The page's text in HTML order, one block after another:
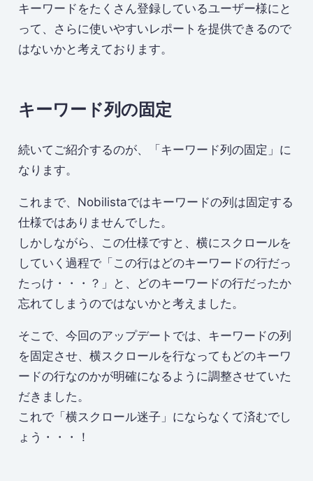
キーワードをたくさん登録しているユーザー様にと
って、さらに使いやすいレポートを提供できるので
はないかと考えております。
キーワード列の固定
続いてご紹介するのが、「キーワード列の固定」に
なります。
これまで、Nobilistaではキーワードの列は固定する
仕様ではありませんでした。
しかしながら、この仕様ですと、横にスクロールを
していく過程で「この行はどのキーワードの行だっ
たっけ・・・？」と、どのキーワードの行だったか
忘れてしまうのではないかと考えました。
そこで、今回のアップデートでは、キーワードの列
を固定させ、横スクロールを行なってもどのキーワ
ードの行なのかが明確になるように調整させていた
だきました。
これで「横スクロール迷子」にならなくて済むでし
ょう・・・！